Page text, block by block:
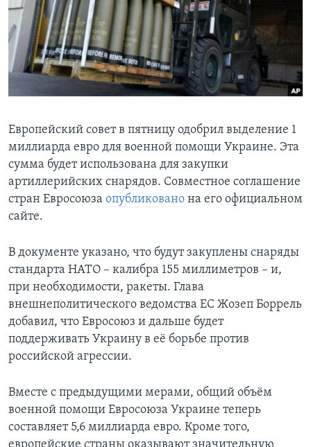
Learning English
СОЦИАЛЬНЫЕ СЕТИ
Языки
Европейский совет в пятницу одобрил выделение 1
миллиарда евро для военной помощи Украине. Эта
сумма будет использована для закупки
артиллерийских снарядов. Совместное соглашение
стран Евросоюза опубликовано на его официальном
сайте.
В документе указано, что будут закуплены снаряды
стандарта НАТО – калибра 155 миллиметров – и,
при необходимости, ракеты. Глава
внешнеполитического ведомства ЕС Жозеп Боррель
добавил, что Евросоюз и дальше будет
поддерживать Украину в её борьбе против
российской агрессии.
Вместе с предыдущими мерами, общий объём
военной помощи Евросоюза Украине теперь
составляет 5,6 миллиарда евро. Кроме того,